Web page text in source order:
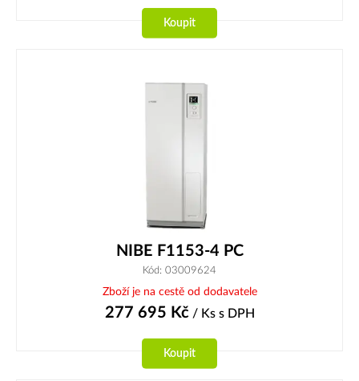
Koupit
NIBE F1153-4 PC
Kód: 03009624
Zboží je na cestě od dodavatele
277 695 Kč/ Ks s DPH
Koupit